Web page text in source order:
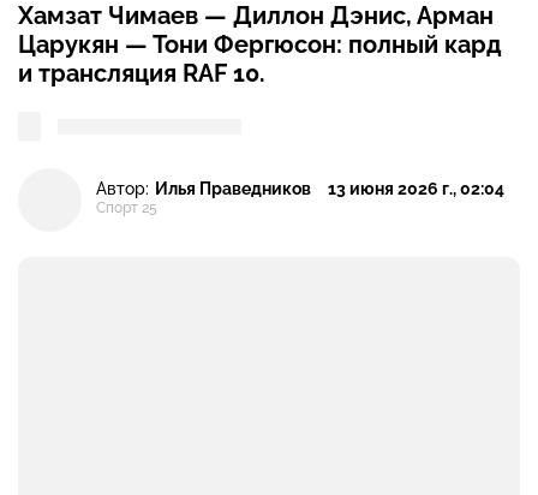
Хамзат Чимаев — Диллон Дэнис, Арман
Царукян — Тони Фергюсон: полный кард
и трансляция RAF 10.
Автор: Илья Праведников
Спорт 25
13 июня 2026 г., 02:04